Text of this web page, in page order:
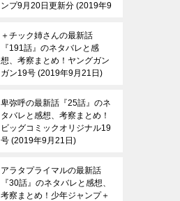
ンプ9月20日更新分 2019年9
＋チック姉さんの最新話
『191話』のネタバレと感
想、考察まとめ！ヤングガン
ガン19号 2019年9月21日
卑弥呼の最新話『25話』のネ
タバレと感想、考察まとめ！
ビッグコミックオリジナル19
号 2019年9月21日
アラタプライマルの最新話
『30話』のネタバレと感想、
考察まとめ！少年ジャンプ＋